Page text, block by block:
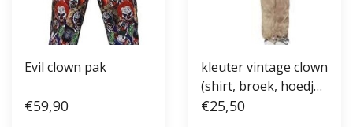
Evil clown pak
€59,90
kleuter vintage clown
(shirt, broek, hoedje
op diadeem)
€25,50